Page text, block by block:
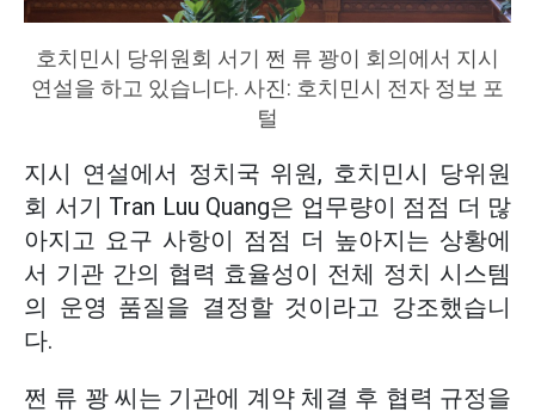
호치민시 당위원회 서기 쩐 류 꽝이 회의에서 지시
연설을 하고 있습니다. 사진: 호치민시 전자 정보 포
털
지시 연설에서 정치국 위원, 호치민시 당위원
회 서기 Tran Luu Quang은 업무량이 점점 더 많
아지고 요구 사항이 점점 더 높아지는 상황에
서 기관 간의 협력 효율성이 전체 정치 시스템
의 운영 품질을 결정할 것이라고 강조했습니
다.
쩐 류 꽝 씨는 기관에 계약 체결 후 협력 규정을